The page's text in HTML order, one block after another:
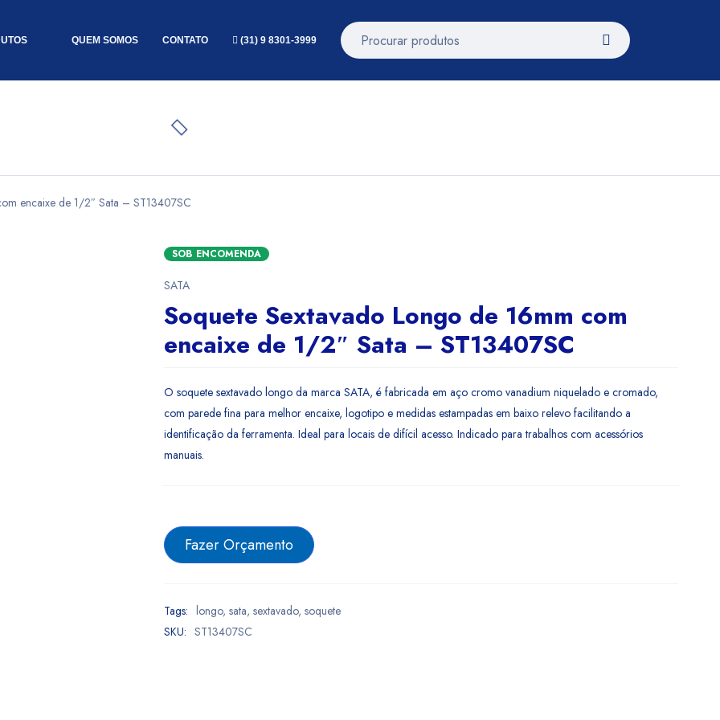
QUEM SOMOS CONTATO (31) 9 8301-3999
encaixe de 1/2″ Sata – ST13407SC
SOB ENCOMENDA
SATA
Soquete Sextavado Longo de 16mm com
encaixe de 1/2″ Sata – ST13407SC
O soquete sextavado longo da marca SATA, é fabricada em aço cromo vanadium niquelado e cromado,
com parede fina para melhor encaixe, logotipo e medidas estampadas em baixo relevo facilitando a
identificação da ferramenta. Ideal para locais de difícil acesso. Indicado para trabalhos com acessórios
manuais.
Fazer Orçamento
Tags: longo,sata,sextavado,soquete
SKU: ST13407SC